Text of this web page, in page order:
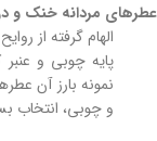
عطرهای مردانه خنک و
الهام ‌گرفته از
پایه چوبی و
نمونه بارز آن
و چوبی، انتخاب